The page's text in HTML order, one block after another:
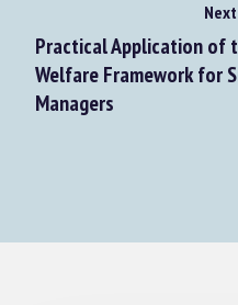
Practical Application of
Welfare Framework for
Managers